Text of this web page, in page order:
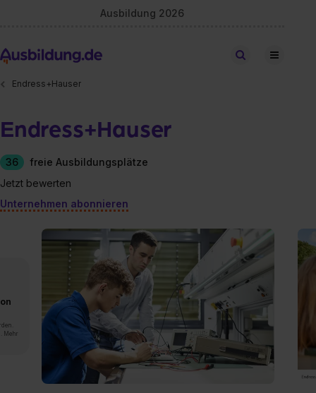
Ausbildung 2026
Stellen finden
Endress+Hauser
Endress+Hauser
36
freie Ausbildungsplätze
Jetzt bewerten
Unternehmen abonnieren
Mehr